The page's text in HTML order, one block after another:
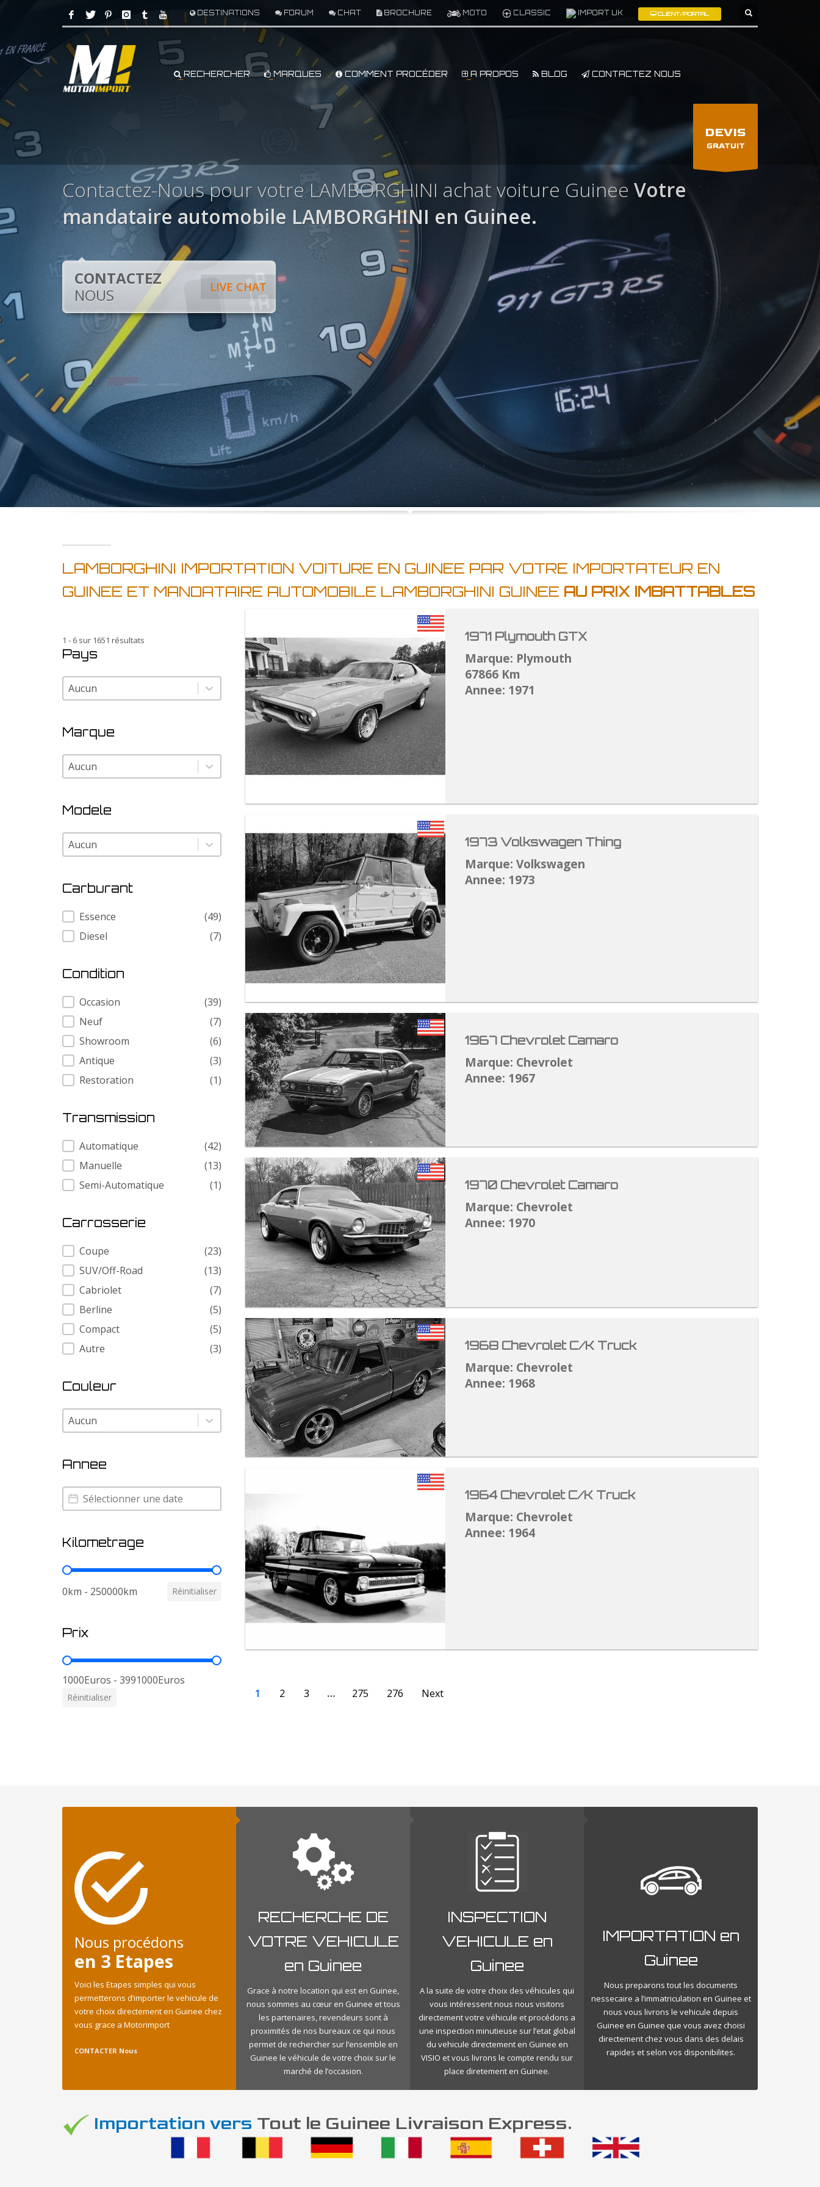
DESTINATIONS FORUM CHAT BROCHURE MOTO CLASSIC IMPORT UK CLIENT/PORTAL
RECHERCHER MARQUES COMMENT PROCÉDER A PROPOS BLOG CONTACTEZ NOUS
DEVIS
GRATUIT
Contactez-Nous pour votre LAMBORGHINI achat voiture Guinee Votre
mandataire automobile LAMBORGHINI en Guinee.
LIVE CHAT
CONTACTEZ
NOUS
LAMBORGHINI IMPORTATION VOITURE EN GUINEE PAR VOTRE IMPORTATEUR EN
GUINEE ET MANDATAIRE AUTOMOBILE LAMBORGHINI GUINEE AU PRIX IMBATTABLES
1 - 6 sur 1651 résultats
Pays
Pays
Pays
Marque
Marque
Marque
Modele
Modele
Modele
Carburant
Carburant
Essence
(49)
Diesel
(7)
Condition
Condition
Occasion
(39)
Neuf
(7)
Showroom
(6)
Antique
(3)
Restoration
(1)
Transmission
Transmission
Automatique
(42)
Manuelle
(13)
Semi-Automatique
(1)
Carrosserie
Carrosserie
Coupe
(23)
SUV/Off-Road
(13)
Cabriolet
(7)
Berline
(5)
Compact
(5)
Autre
(3)
Couleur
Couleur
Couleur
Annee
Annee
Annee
Kilometrage
Kilometrage
0km - 250000km Réinitialiser
Prix
Prix
1000Euros - 3991000Euros
Réinitialiser
1971 Plymouth GTX
Marque: Plymouth
67866 Km
Annee: 1971
1973 Volkswagen Thing
Marque: Volkswagen
Annee: 1973
1967 Chevrolet Camaro
Marque: Chevrolet
Annee: 1967
1970 Chevrolet Camaro
Marque: Chevrolet
Annee: 1970
1968 Chevrolet C/K Truck
Marque: Chevrolet
Annee: 1968
1964 Chevrolet C/K Truck
Marque: Chevrolet
Annee: 1964
1 2 3 … 275 276 Next
Nous procédons
en 3 Etapes
Voici les Etapes simples qui vous
permetterons d’importer le vehicule de
votre choix directement en Guinee chez
vous grace a Motorimport
CONTACTER Nous
RECHERCHE DE
VOTRE VEHICULE
en Guinee
Grace à notre location qui est en Guinee,
nous sommes au cœur en Guinee et tous
les partenaires, revendeurs sont à
proximités de nos bureaux ce qui nous
permet de rechercher sur l’ensemble en
Guinee le véhicule de votre choix sur le
marché de l’occasion.
INSPECTION
VEHICULE en
Guinee
A la suite de votre choix des véhicules qui
vous intéressent nous nous visitons
directement votre véhicule et procédons a
une inspection minutieuse sur l’etat global
du vehicule directement en Guinee en
VISIO et vous livrons le compte rendu sur
place diretement en Guinee.
IMPORTATION en
Guinee
Nous preparons tout les documents
nessecaire a l’immatriculation en Guinee et
nous vous livrons le vehicule depuis
Guinee en Guinee que vous avez choisi
directement chez vous dans des delais
rapides et selon vos disponibilites.
Importation vers Tout le Guinee Livraison Express.